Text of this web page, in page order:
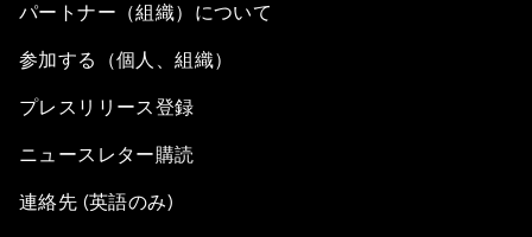
パートナー（組織）について
参加する（個人、組織）
プレスリリース登録
ニュースレター購読
連絡先 (英語のみ)